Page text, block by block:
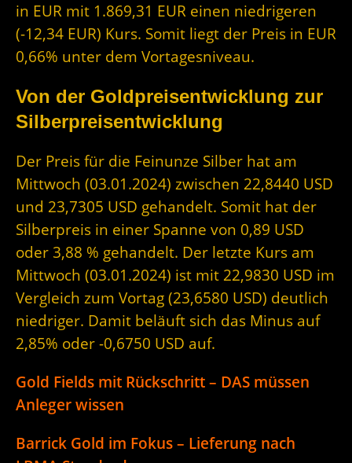
in EUR mit 1.869,31 EUR einen niedrigeren
(-12,34 EUR) Kurs. Somit liegt der Preis in EUR
0,66% unter dem Vortagesniveau.
Von der Goldpreisentwicklung zur
Silberpreisentwicklung
Der Preis für die Feinunze Silber hat am
Mittwoch (03.01.2024) zwischen 22,8440 USD
und 23,7305 USD gehandelt. Somit hat der
Silberpreis in einer Spanne von 0,89 USD
oder 3,88 % gehandelt. Der letzte Kurs am
Mittwoch (03.01.2024) ist mit 22,9830 USD im
Vergleich zum Vortag (23,6580 USD) deutlich
niedriger. Damit beläuft sich das Minus auf
2,85% oder -0,6750 USD auf.
Gold Fields mit Rückschritt – DAS müssen
Anleger wissen
Barrick Gold im Fokus – Lieferung nach